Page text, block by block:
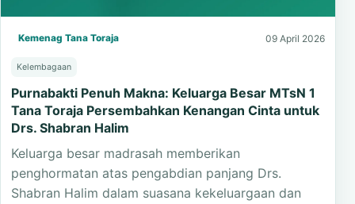
Kemenag Tana Toraja 09 April 2026
Kelembagaan
Purnabakti Penuh Makna: Keluarga Besar MTsN 1
Tana Toraja Persembahkan Kenangan Cinta untuk
Drs. Shabran Halim
Keluarga besar madrasah memberikan
penghormatan atas pengabdian panjang Drs.
Shabran Halim dalam suasana kekeluargaan dan